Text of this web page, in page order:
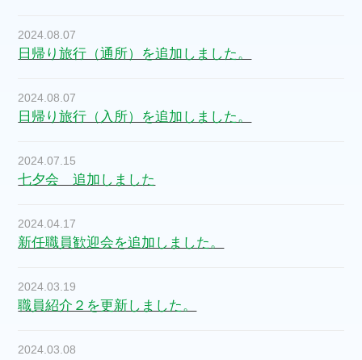
2024.08.07
日帰り旅行（通所）を追加しました。
2024.08.07
日帰り旅行（入所）を追加しました。
2024.07.15
七夕会 追加しました
2024.04.17
新任職員歓迎会を追加しました。
2024.03.19
職員紹介２を更新しました。
2024.03.08